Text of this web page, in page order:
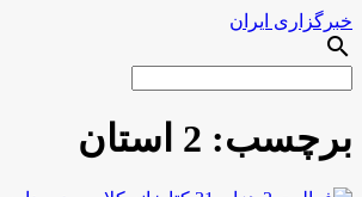
خبرگزاری ایران
search
برچسب: 2 استان